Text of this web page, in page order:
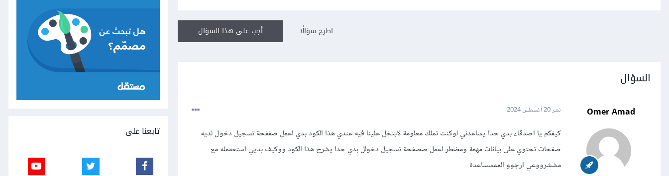
أجب على هذا السؤال اطرح سؤالًا
السؤال
Omer Amad نشر20 أغسطس 2024
كيفكم يا اصدقاء بدي حدا يساعدني لوكنت تملك معلومة لابتخل علينا فيه عندي هذا الكود بدي اعمل صففحة تسجيل دخول لديه
صفحات تحتوي على بيانات مهمة ومضطر اعمل صصفحة تسجيل دخولل بدي حدا يشرح هذا الكود ووكيف بديي استعممله مع
مششرووعي ارجوو الممسساعدة
تابعنا على